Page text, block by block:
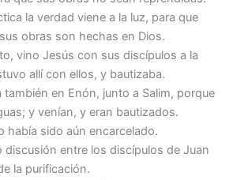
la verdad viene a la luz, para que
obras son hechas en Dios.
vino Jesús con sus discípulos a la
allí con ellos, y bautizaba.
en Enón, junto a Salim, porque
y venían, y eran bautizados.
había sido aún encarcelado.
discusión entre los discípulos de Juan
la purificación.